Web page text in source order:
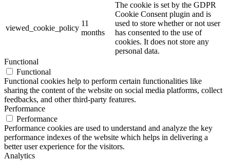
viewed_cookie_policy
11
months
The cookie is set by the GDPR
Cookie Consent plugin and is
used to store whether or not user
has consented to the use of
cookies. It does not store any
personal data.
Functional
Functional
Functional cookies help to perform certain functionalities like
sharing the content of the website on social media platforms, collect
feedbacks, and other third-party features.
Performance
Performance
Performance cookies are used to understand and analyze the key
performance indexes of the website which helps in delivering a
better user experience for the visitors.
Analytics